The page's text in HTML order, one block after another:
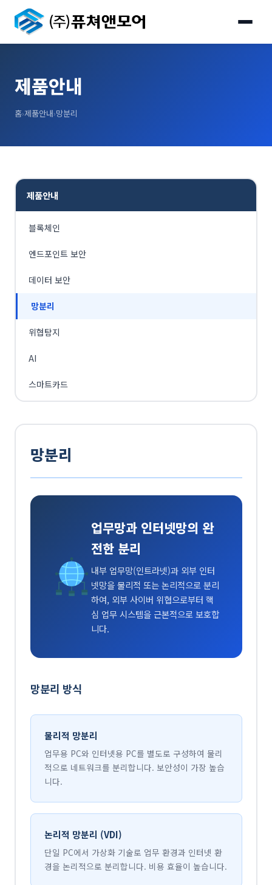
제품안내
홈›제품안내›망분리
제품안내
블록체인
엔드포인트 보안
데이터 보안
망분리
위협탐지
AI
스마트카드
망분리
업무망과 인터넷망의 완
전한 분리
내부 업무망(인트라넷)과 외부 인터
넷망을 물리적 또는 논리적으로 분리
하여, 외부 사이버 위협으로부터 핵
심 업무 시스템을 근본적으로 보호합
니다.
망분리 방식
물리적 망분리
업무용 PC와 인터넷용 PC를 별도로 구성하여 물리
적으로 네트워크를 분리합니다. 보안성이 가장 높습
니다.
논리적 망분리 (VDI)
단일 PC에서 가상화 기술로 업무 환경과 인터넷 환
경을 논리적으로 분리합니다. 비용 효율이 높습니다.